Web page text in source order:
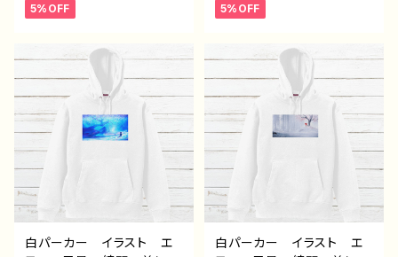
ース おすすめ 個性的
クリエイター 絵師 オリ
ジナル デザイン グッ
ズ 片面印刷 タイトル：消
えてしまわないように 作：
アナ F-5
5%OFF
ース おすすめ 個性的
クリエイター 絵師 オリ
ジナル デザイン グッ
ズ 片面印刷 タイトル：消
えてしまわないように 作：
アナ F-5
5%OFF
白パーカー イラスト エ
白パーカー イラスト エ